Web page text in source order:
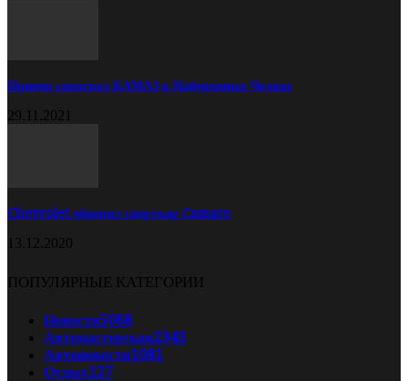
Прицеп самосвал КАМАЗ в Набережных Челнах
29.11.2021
Chevrolet обновил спорткар Camaro
13.12.2020
ПОПУЛЯРНЫЕ КАТЕГОРИИ
Новости5068
Автомастерская2343
Автоновости1081
Отдых127